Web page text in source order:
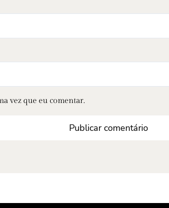
vez que eu comentar.